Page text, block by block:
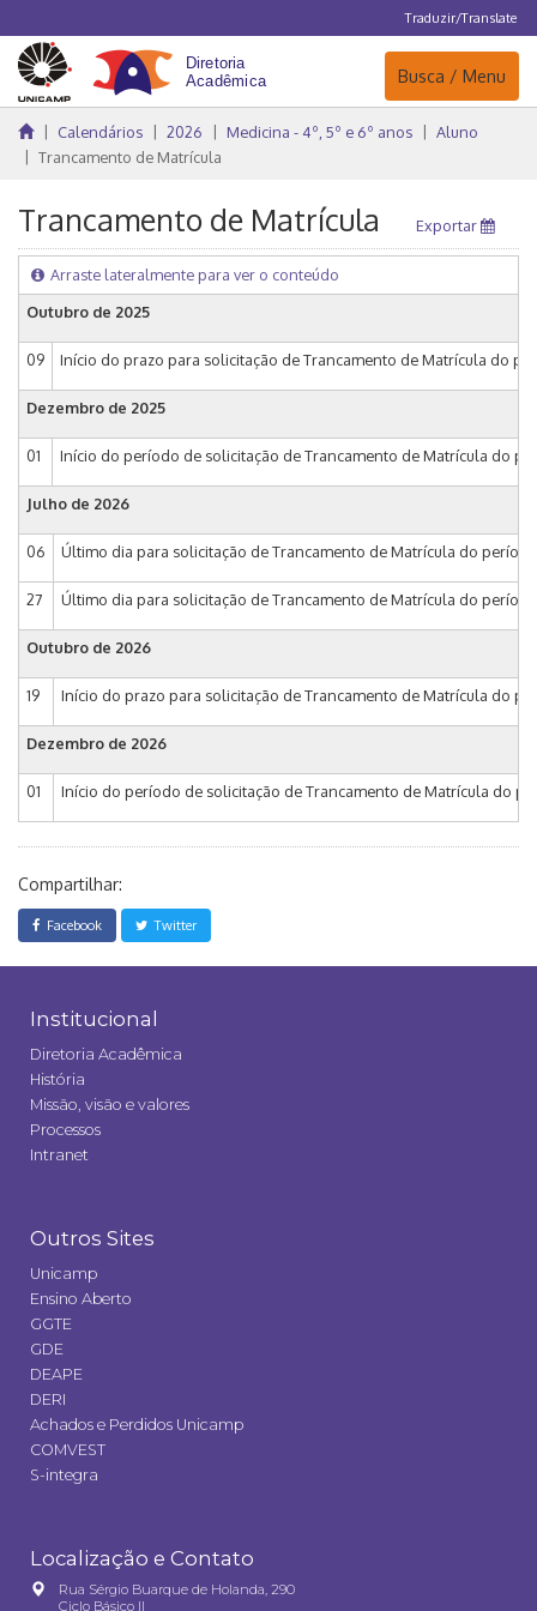
Traduzir/Translate
Navegação
Busca / Menu
Calendários 2026 Medicina - 4º, 5º e 6º anos
Aluno
Trancamento de Matrícula
Trancamento de Matrícula Exportar
Arraste lateralmente para ver o conteúdo
Outubro de 2025
09 Início do prazo para solicitação de Trancamento de Matrícula do
Dezembro de 2025
01 Início do período de solicitação de Trancamento de Matrícula do
Julho de 2026
06 Último dia para solicitação de Trancamento de Matrícula do
27 Último dia para solicitação de Trancamento de Matrícula do
Outubro de 2026
19 Início do prazo para solicitação de Trancamento de Matrícula do
Dezembro de 2026
01 Início do período de solicitação de Trancamento de Matrícula do
Compartilhar:
Facebook Twitter
Institucional
Diretoria Acadêmica
História
Missão, visão e valores
Processos
Intranet
Outros Sites
Unicamp
Ensino Aberto
GGTE
GDE
DEAPE
DERI
Achados e Perdidos Unicamp
COMVEST
S-integra
Localização e Contato
Rua Sérgio Buarque de Holanda, 290
Ciclo Básico II